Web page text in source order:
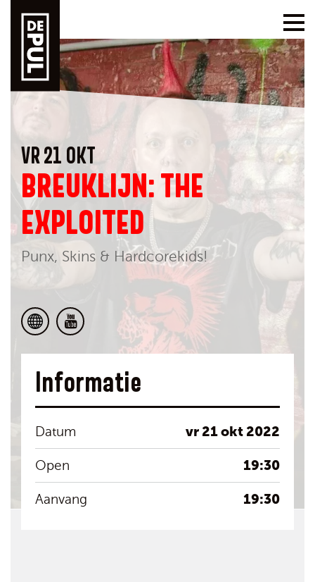
VR 21 OKT
BREUKLIJN: THE
EXPLOITED
Punx, Skins & Hardcorekids!
Informatie
Datum vr 21 okt 2022
Open 19:30
Aanvang 19:30